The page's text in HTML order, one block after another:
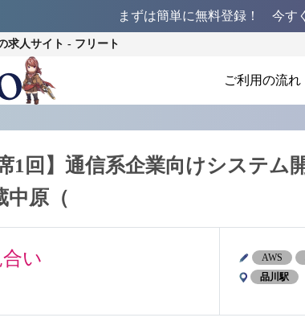
まずは簡単に無料登録！ 今す
求人サイト - フリート
ご利用の流れ
1回】通信系企業向けシステム
中原（
い AWS
品川駅